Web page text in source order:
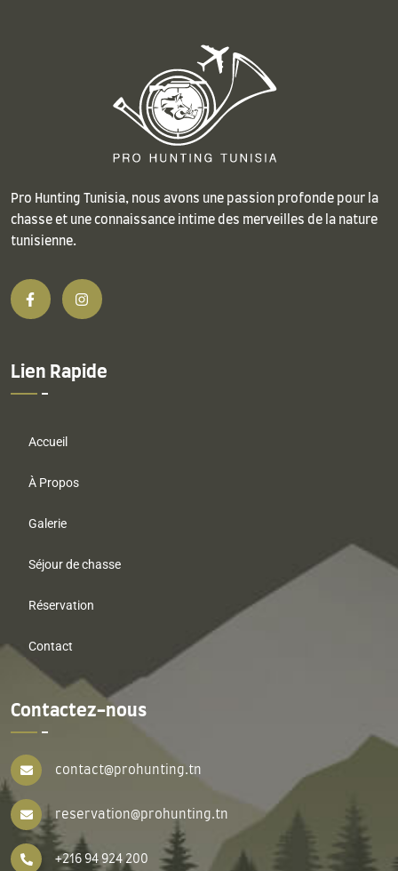
Pro Hunting Tunisia, nous avons une passion profonde pour la
chasse et une connaissance intime des merveilles de la nature
tunisienne.
Lien Rapide
Accueil
À Propos
Galerie
Séjour de chasse
Réservation
Contact
Contactez-nous
contact@prohunting.tn
reservation@prohunting.tn
+216 94 924 200